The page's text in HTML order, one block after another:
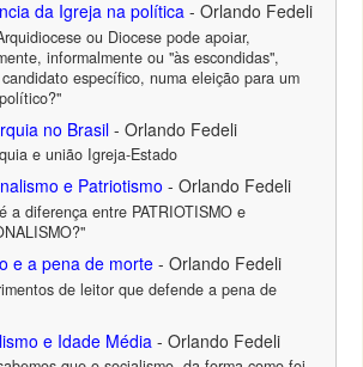
da Igreja na política - Orlando Fedeli
ou Diocese pode apoiar,
informalmente ou "às escondidas",
específico, numa eleição para um
no Brasil - Orlando Fedeli
e união Igreja-Estado
e Patriotismo - Orlando Fedeli
a diferença entre PATRIOTISMO e
e a pena de morte - Orlando Fedeli
de leitor que defende a pena de
e Idade Média - Orlando Fedeli